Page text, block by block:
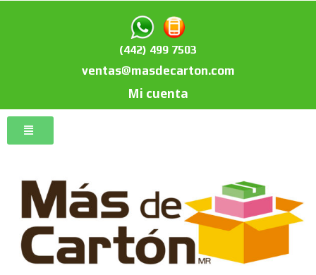
(442) 499 7503
ventas@masdecarton.com
Mi cuenta